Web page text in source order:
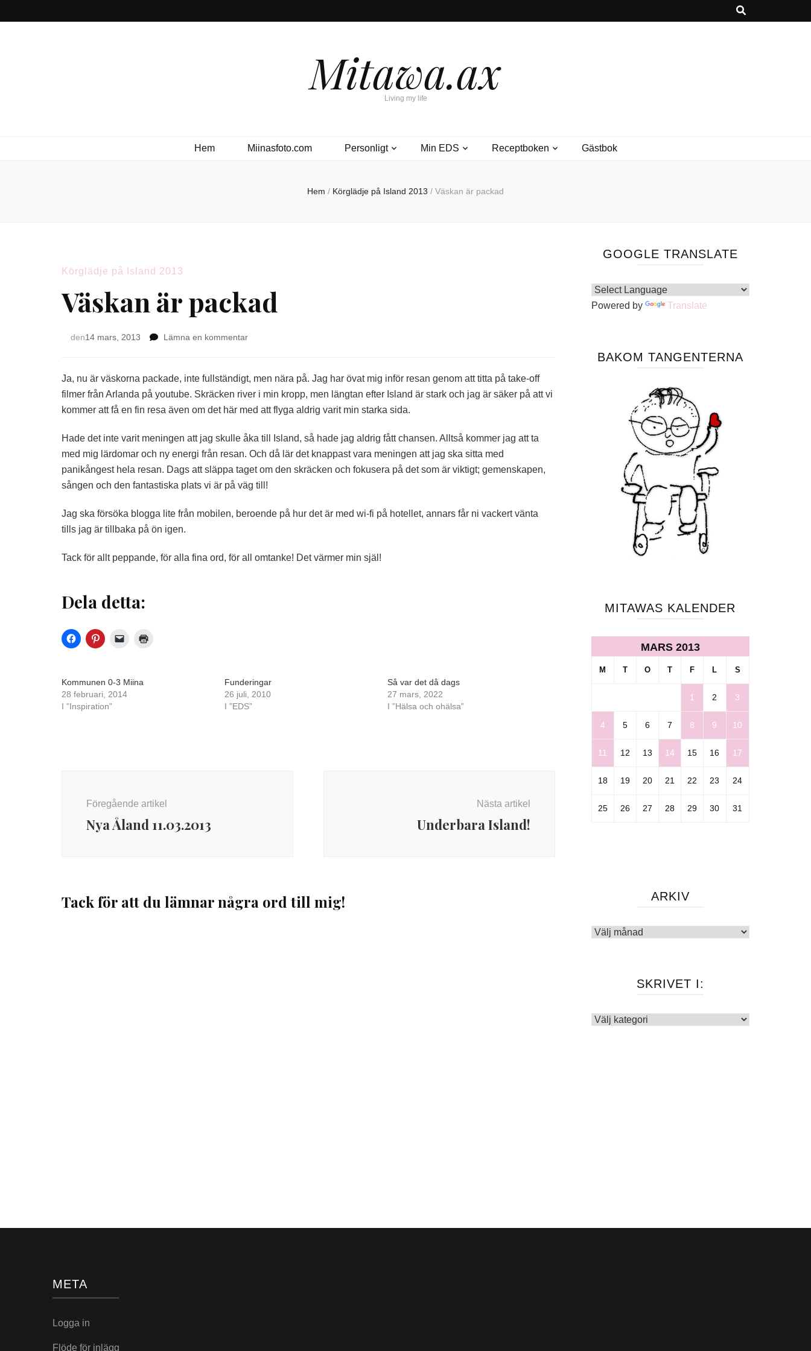
Mitawa.ax
Living my life
Hem Miinasfoto.com Personligt Min EDS Receptboken Gästbok
Hem / Körglädje på Island 2013 / Väskan är packad
Körglädje på Island 2013
Väskan är packad
den14 mars, 2013 Lämna en kommentarpå
packad
Ja, nu är väskorna packade, inte fullständigt, men nära på. Jag har övat mig inför resan genom att titta på take-off
filmer från Arlanda på youtube. Skräcken river i min kropp, men längtan efter Island är stark och jag är säker på att vi
kommer att få en fin resa även om det här med att flyga aldrig varit min starka sida.
Hade det inte varit meningen att jag skulle åka till Island, så hade jag aldrig fått chansen. Alltså kommer jag att ta
med mig lärdomar och ny energi från resan. Och då lär det knappast vara meningen att jag ska sitta med
panikångest hela resan. Dags att släppa taget om den skräcken och fokusera på det som är viktigt; gemenskapen,
sången och den fantastiska plats vi är på väg till!
Jag ska försöka blogga lite från mobilen, beroende på hur det är med wi-fi på hotellet, annars får ni vackert vänta
tills jag är tillbaka på ön igen.
Tack för allt peppande, för alla fina ord, för all omtanke! Det värmer min själ!
Dela detta:
Kommunen 0-3 Miina
28 februari, 2014
I ”Inspiration”
Funderingar
26 juli, 2010
I ”EDS”
Så var det då dags
27 mars, 2022
I ”Hälsa och ohälsa”
Föregående artikel
Nya Åland 11.03.2013
Nästa artikel
Underbara Island!
Tack för att du lämnar några ord till mig!
GOOGLE TRANSLATE
Powered by Translate
BAKOM TANGENTERNA
MITAWAS KALENDER
MARS 2013
M T O T F L S
1 2 3
4 5 6 7 8 9 10
11 12 13 14 15 16 17
18 19 20 21 22 23 24
25 26 27 28 29 30 31
ARKIV
Arkiv
SKRIVET I:
Skrivet
META
Logga in
Flöde för inlägg